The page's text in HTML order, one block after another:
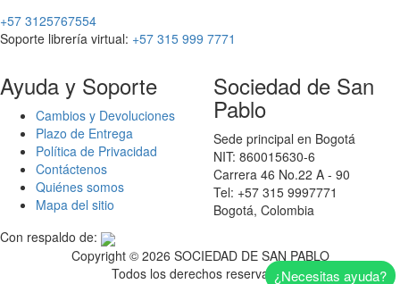
+57 3125767554
Soporte librería virtual: +57 315 999 7771
Ayuda y Soporte
Cambios y Devoluciones
Plazo de Entrega
Política de Privacidad
Contáctenos
Quiénes somos
Mapa del sitio
Sociedad de San
Pablo
Sede principal en Bogotá
NIT: 860015630-6
Carrera 46 No.22 A - 90
Tel: +57 315 9997771
Bogotá, Colombia
Con respaldo de:
Copyright © 2026 SOCIEDAD DE SAN PABLO
Todos los derechos reservados¿Necesitas ayuda?